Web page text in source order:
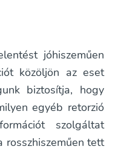
jóhiszeműen
közöljön az eset
biztosítja, hogy
egyéb retorzió
szolgáltat
rosszhiszeműen tett